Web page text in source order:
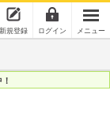
新規登録 ログイン メニュー